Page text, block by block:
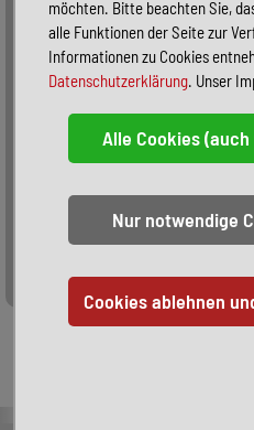
Sortieren:
möchten. Bitte beachten Sie,
alle Funktionen der Seite zur
Informationen zu Cookies
Datenschutzerklärung. Unser